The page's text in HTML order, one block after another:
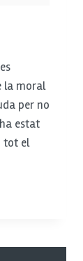
la moral
per no
estat
tot el